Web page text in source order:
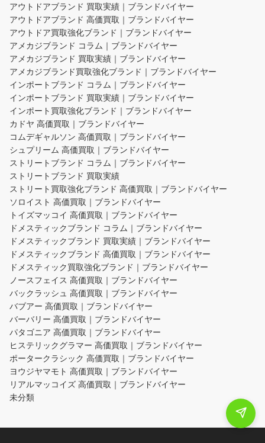
アウトドアブランド 買取実績｜ブランドバイヤー
アウトドアブランド 高価買取｜ブランドバイヤー
アウトドア買取強化ブランド｜ブランドバイヤー
アメカジブランド コラム｜ブランドバイヤー
アメカジブランド 買取実績｜ブランドバイヤー
アメカジブランド買取強化ブランド｜ブランドバイヤー
インポートブランド コラム｜ブランドバイヤー
インポートブランド 買取実績｜ブランドバイヤー
インポート買取強化ブランド｜ブランドバイヤー
カドヤ 高価買取｜ブランドバイヤー
コムデギャルソン 高価買取｜ブランドバイヤー
シュプリーム 高価買取｜ブランドバイヤー
ストリートブランド コラム｜ブランドバイヤー
ストリートブランド 買取実績
ストリート買取強化ブランド 高価買取｜ブランドバイヤー
ソロイスト 高価買取｜ブランドバイヤー
トイズマッコイ 高価買取｜ブランドバイヤー
ドメスティックブランド コラム｜ブランドバイヤー
ドメスティックブランド 買取実績｜ブランドバイヤー
ドメスティックブランド 高価買取｜ブランドバイヤー
ドメスティック買取強化ブランド｜ブランドバイヤー
ノースフェイス 高価買取｜ブランドバイヤー
バックラッシュ 高価買取｜ブランドバイヤー
バブアー 高価買取｜ブランドバイヤー
バーバリー 高価買取｜ブランドバイヤー
パタゴニア 高価買取｜ブランドバイヤー
ヒステリックグラマー 高価買取｜ブランドバイヤー
ポータークラシック 高価買取｜ブランドバイヤー
ヨウジヤマモト 高価買取｜ブランドバイヤー
リアルマッコイズ 高価買取｜ブランドバイヤー
未分類